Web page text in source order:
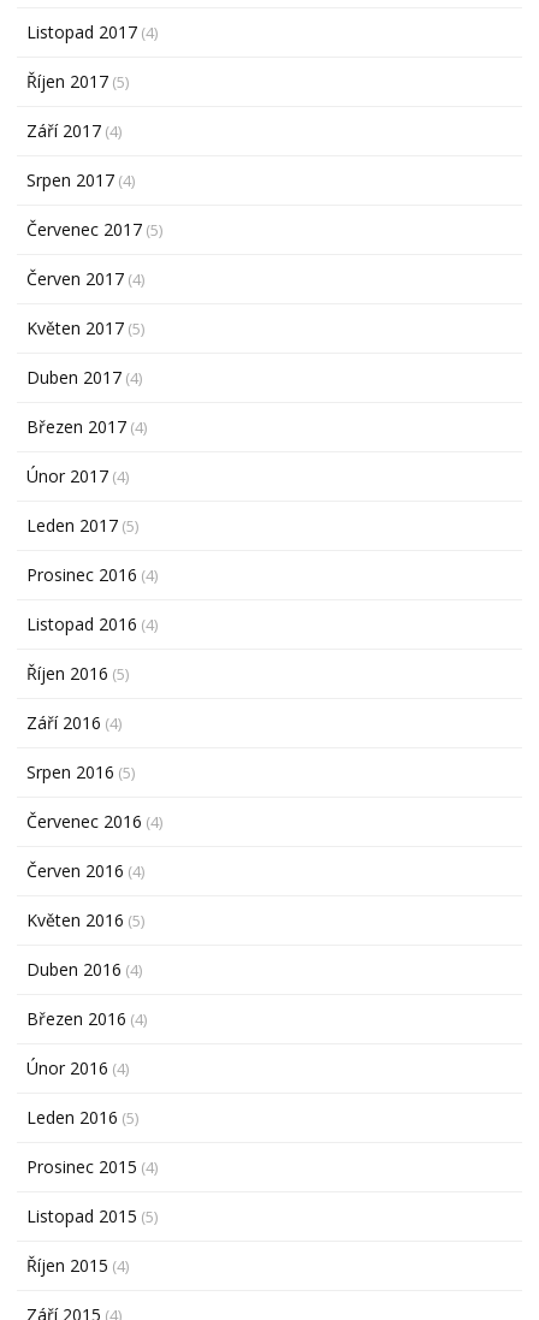
Listopad 2017 (4)
Říjen 2017 (5)
Září 2017 (4)
Srpen 2017 (4)
Červenec 2017 (5)
Červen 2017 (4)
Květen 2017 (5)
Duben 2017 (4)
Březen 2017 (4)
Únor 2017 (4)
Leden 2017 (5)
Prosinec 2016 (4)
Listopad 2016 (4)
Říjen 2016 (5)
Září 2016 (4)
Srpen 2016 (5)
Červenec 2016 (4)
Červen 2016 (4)
Květen 2016 (5)
Duben 2016 (4)
Březen 2016 (4)
Únor 2016 (4)
Leden 2016 (5)
Prosinec 2015 (4)
Listopad 2015 (5)
Říjen 2015 (4)
Září 2015 (4)